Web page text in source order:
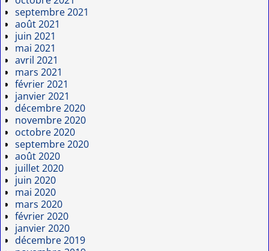
septembre 2021
août 2021
juin 2021
mai 2021
avril 2021
mars 2021
février 2021
janvier 2021
décembre 2020
novembre 2020
octobre 2020
septembre 2020
août 2020
juillet 2020
juin 2020
mai 2020
mars 2020
février 2020
janvier 2020
décembre 2019